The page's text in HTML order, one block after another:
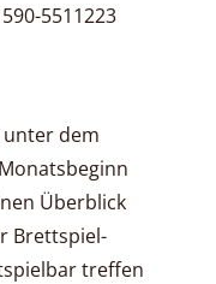
5511223
dem
Überblick
Brettspiel-
treffen